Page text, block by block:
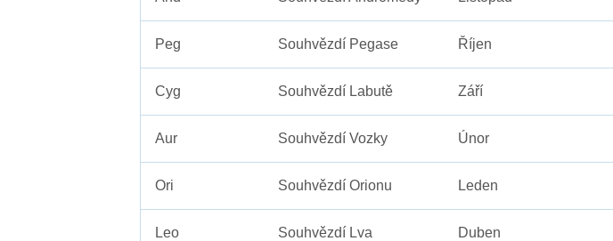
Peg Souhvězdí Pegase Říjen
Cyg Souhvězdí Labutě Září
Aur Souhvězdí Vozky Únor
Ori Souhvězdí Orionu Leden
Leo Souhvězdí Lva Duben